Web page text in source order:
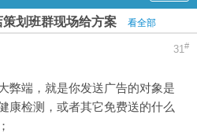
划班群现场给方案 看全部
31#
弊端，就是你发送广告的对象是
康检测，或者其它免费送的什么